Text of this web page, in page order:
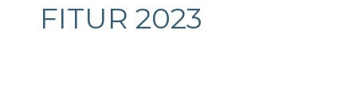
FITUR 2023